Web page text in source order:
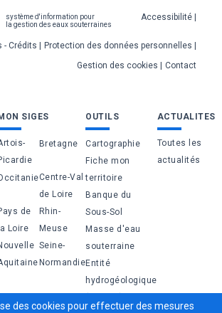
système d'information pour
la gestion des eaux souterraines
Accessibilité
- Crédits
Protection des données personnelles
Gestion des cookies
Contact
SIGES
Bretagne
Centre-Val
de Loire
de
la Loire
Rhin-
Meuse
Seine-
Normandie
OUTILS
Cartographie
Fiche mon
territoire
Banque du
Sous-Sol
Masse d'eau
souterraine
Entité
hydrogéologique
ACTUALITES
Toutes les
actualités
des cookies pour effectuer des mesures